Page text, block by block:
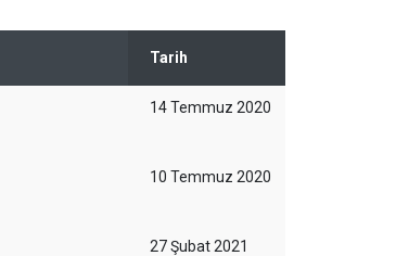
Tarih
14 Temmuz 2020
10 Temmuz 2020
27 Şubat 2021